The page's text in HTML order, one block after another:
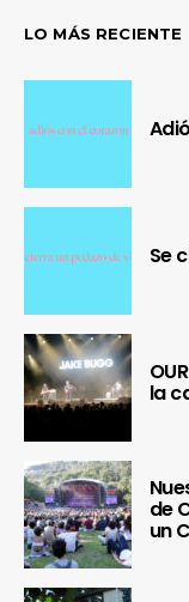
LO MÁS RECIENTE
Se
la
de
un